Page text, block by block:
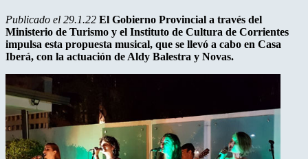
Publicado el 29.1.22 El Gobierno Provincial a través del
Ministerio de Turismo y el Instituto de Cultura de Corrientes
impulsa esta propuesta musical, que se llevó a cabo en Casa
Iberá, con la actuación de Aldy Balestra y Novas.